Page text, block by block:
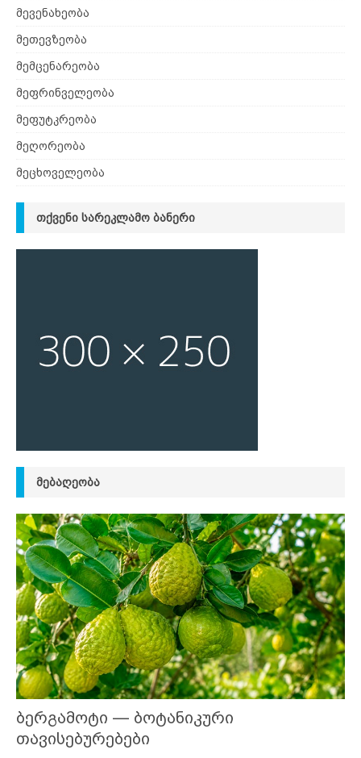
მევენახეობა
მეთევზეობა
მემცენარეობა
მეფრინველეობა
მეფუტკრეობა
მეღორეობა
მეცხოველეობა
ᲗᲥᲕᲔᲜᲘ ᲡᲐᲠᲔᲙᲚᲐᲛᲝ ᲑᲐᲜᲔᲠᲘ
ᲛᲔᲑᲐᲦᲔᲝᲑᲐ
ბერგამოტი — ბოტანიკური
თავისებურებები